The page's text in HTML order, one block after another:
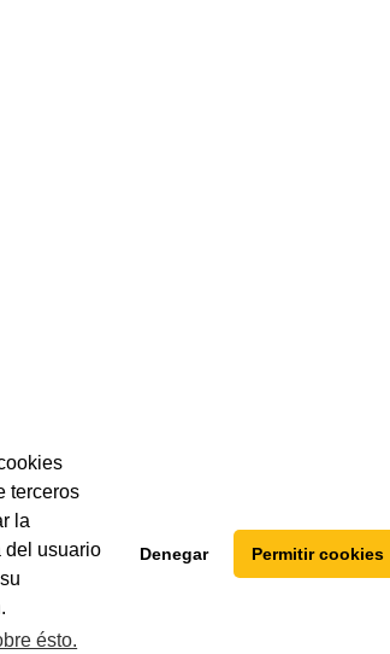
terceros
la
del usuario
ésto.
Denegar Permitir cookies
y de IP para una
sector, orientada a la
y con infraestructura propia